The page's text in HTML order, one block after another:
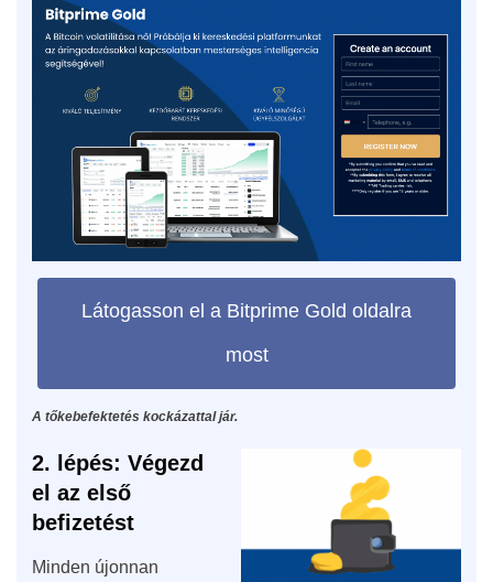
Látogasson el a Bitprime Gold oldalra
most
A tőkebefektetés kockázattal jár.
2. lépés: Végezd
el az első
befizetést
Minden újonnan